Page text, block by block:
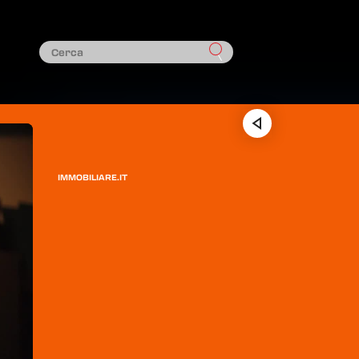
IMMOBILIARE.IT